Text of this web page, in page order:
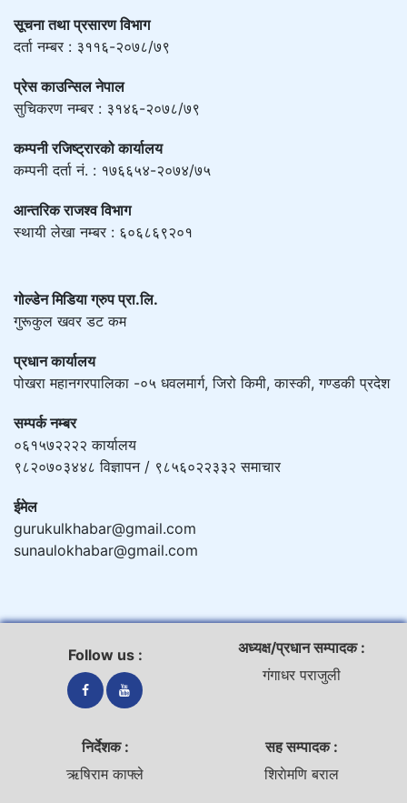
सूचना तथा प्रसारण विभाग
दर्ता नम्बर : ३११६-२०७८/७९
प्रेस काउन्सिल नेपाल
सुचिकरण नम्बर : ३१४६-२०७८/७९
कम्पनी रजिष्ट्रारको कार्यालय
कम्पनी दर्ता नं. : १७६६५४-२०७४/७५
आन्तरिक राजश्व विभाग
स्थायी लेखा नम्बर : ६०६८६९२०१
गोल्डेन मिडिया ग्रुप प्रा.लि.
गुरूकुल खवर डट कम
प्रधान कार्यालय
पोखरा महानगरपालिका -०५ धवलमार्ग, जिरो किमी, कास्की, गण्डकी प्रदेश
सम्पर्क नम्बर
०६१५७२२२२ कार्यालय
९८२०७०३४४८ विज्ञापन / ९८५६०२२३३२ समाचार
ईमेल
gurukulkhabar@gmail.com
sunaulokhabar@gmail.com
Follow us :
अध्यक्ष/प्रधान सम्पादक :
गंगाधर पराजुली
निर्देशक :
ऋषिराम काफ्ले
सह सम्पादक :
शिराेमणि बराल